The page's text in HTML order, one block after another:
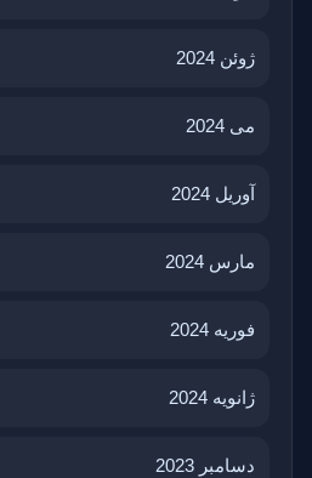
ژوئن 2024
می 2024
آوریل 2024
مارس 2024
فوریه 2024
ژانویه 2024
دسامبر 2023